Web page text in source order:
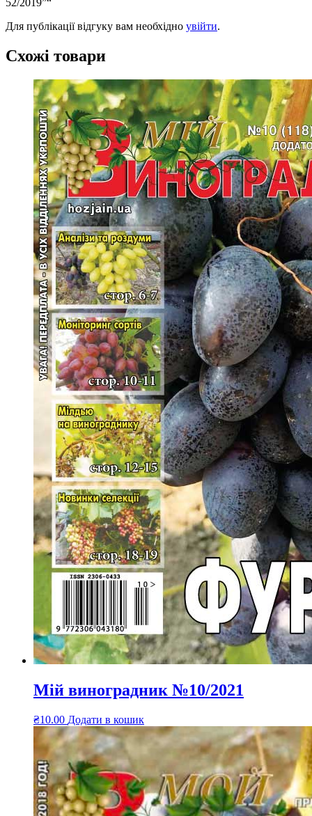
52/2019”“
Для публікації відгуку вам необхідно увійти.
Схожі товари
Мій виноградник №10/2021
₴10.00 Додати в кошик